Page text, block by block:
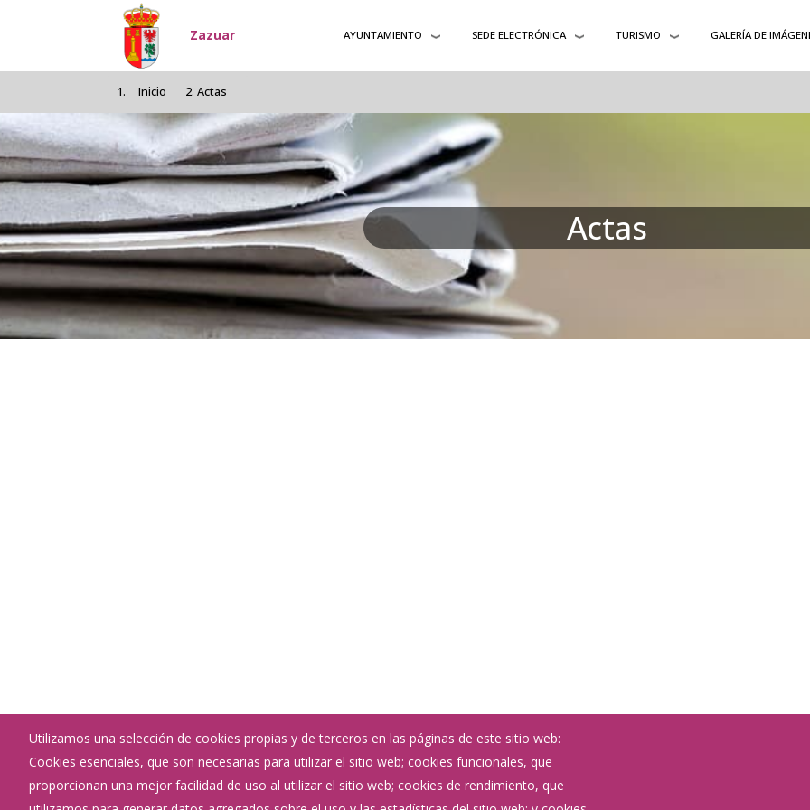
Pasar al contenido principal
Zazuar AYUNTAMIENTO SEDE ELECTRÓNICA TURISMO GALERÍA DE
Inicio Actas
Actas
Utilizamos una selección de cookies propias y de terceros en las páginas de este sitio web:
Cookies esenciales, que son necesarias para utilizar el sitio web; cookies funcionales, que
proporcionan una mejor facilidad de uso al utilizar el sitio web; cookies de rendimiento, que
Ayuntamiento de Zazuar
: Calle General Sanz Pastor 7 - 09490